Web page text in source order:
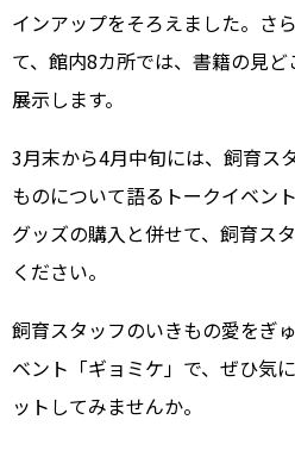
インアップをそろえました。さ
て、館内8カ所では、書籍の見
展示します。
3月末から4月中旬には、飼育ス
ものについて語るトークイベン
グッズの購入と併せて、飼育ス
ください。
飼育スタッフのいきもの愛をぎ
ベント「ギョミケ」で、ぜひ気
ットしてみませんか。